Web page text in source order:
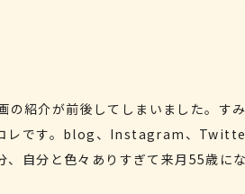
の紹介が前後してしまいました。す
コレです。blog、Instagram、
、自分と色々ありすぎて来月55歳に